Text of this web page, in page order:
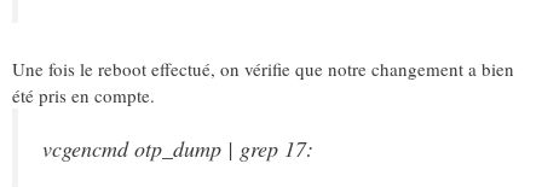
Une fois le reboot effectué, on vérifie que notre changement a bien
été pris en compte.
vcgencmd otp_dump | grep 17: